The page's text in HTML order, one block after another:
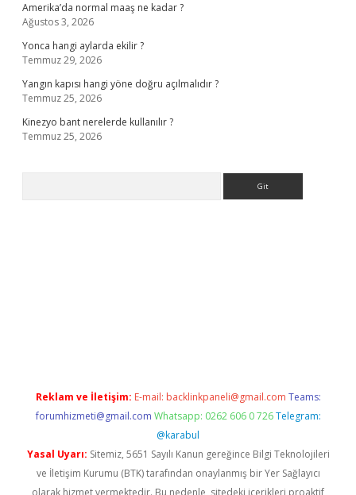
Amerika’da normal maaş ne kadar ?
Ağustos 3, 2026
Yonca hangi aylarda ekilir ?
Temmuz 29, 2026
Yangın kapısı hangi yöne doğru açılmalıdır ?
Temmuz 25, 2026
Kinezyo bant nerelerde kullanılır ?
Temmuz 25, 2026
Reklam ve İletişim: E-mail: backlinkpaneli@gmail.com Teams:
forumhizmeti@gmail.com Whatsapp: 0262 606 0 726 Telegram:
@karabul
Yasal Uyarı: Sitemiz, 5651 Sayılı Kanun gereğince Bilgi Teknolojileri
ve İletişim Kurumu (BTK) tarafından onaylanmış bir Yer Sağlayıcı
olarak hizmet vermektedir. Bu nedenle, sitedeki içerikleri proaktif